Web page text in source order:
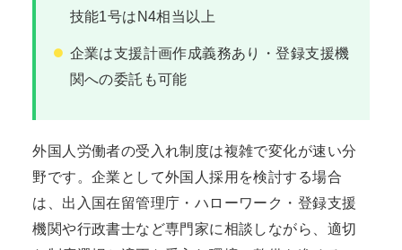
技能1号はN4相当以上
企業は支援計画作成義務あり・登録支援機
関への委託も可能
外国人労働者の受入れ制度は複雑で変化が速い分
野です。企業として外国人採用を検討する場合
は、出入国在留管理庁・ハローワーク・登録支援
機関や行政書士など専門家に相談しながら、適切